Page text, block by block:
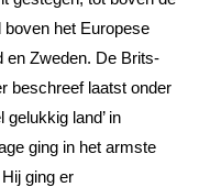
het Europese
en Zweden. De Brits-
beschreef laatst onder
gelukkig land’ in
ging in het armste
ging er